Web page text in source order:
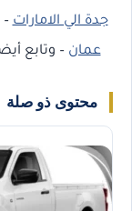
جدة الي الامارات–
عمان – وتابع
محتوى ذو صلة